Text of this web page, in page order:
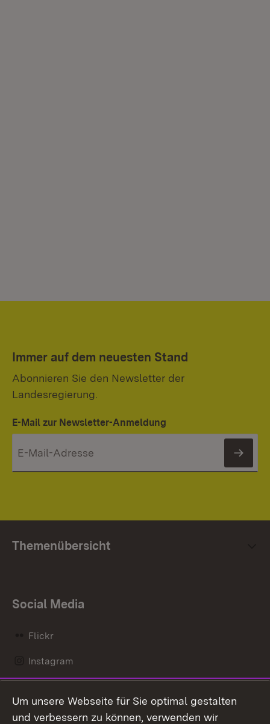
Immer auf dem neuesten Stand
Abonnieren Sie den Newsletter der
Landesregierung.
E-Mail zur Newsletter-Anmeldung
Themenübersicht
Social Media
Flickr
Instagram
Mastodon
Um unsere Webseite für Sie optimal gestalten
und verbessern zu können, verwenden wir